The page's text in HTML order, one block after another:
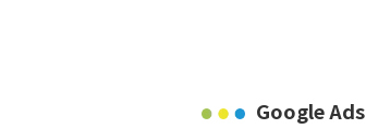
Google Ads